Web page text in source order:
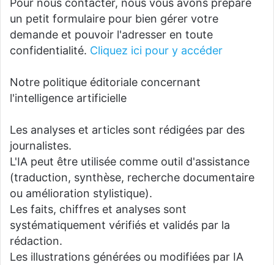
un petit formulaire pour bien gérer votre
demande et pouvoir l'adresser en toute
confidentialité. Cliquez ici pour y accéder
Notre politique éditoriale concernant
l'intelligence artificielle
Les analyses et articles sont rédigées par des
journalistes.
L'IA peut être utilisée comme outil d'assistance
(traduction, synthèse, recherche documentaire
ou amélioration stylistique).
Les faits, chiffres et analyses sont
systématiquement vérifiés et validés par la
rédaction.
Les illustrations générées ou modifiées par IA